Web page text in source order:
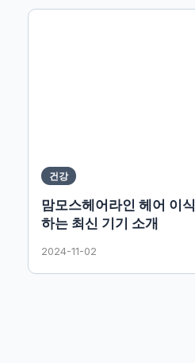
건강
맘모스헤어라인 헤어 이
하는 최신 기기 소개
2024-11-02